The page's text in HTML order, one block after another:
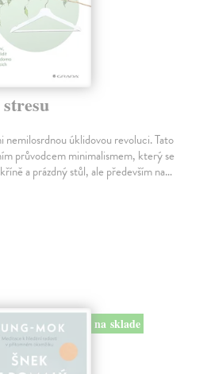
nemilosrdnou úklidovou revoluci. Tato
průvodcem minimalismem, který se
a prázdný stůl, ale především na…
na sklade